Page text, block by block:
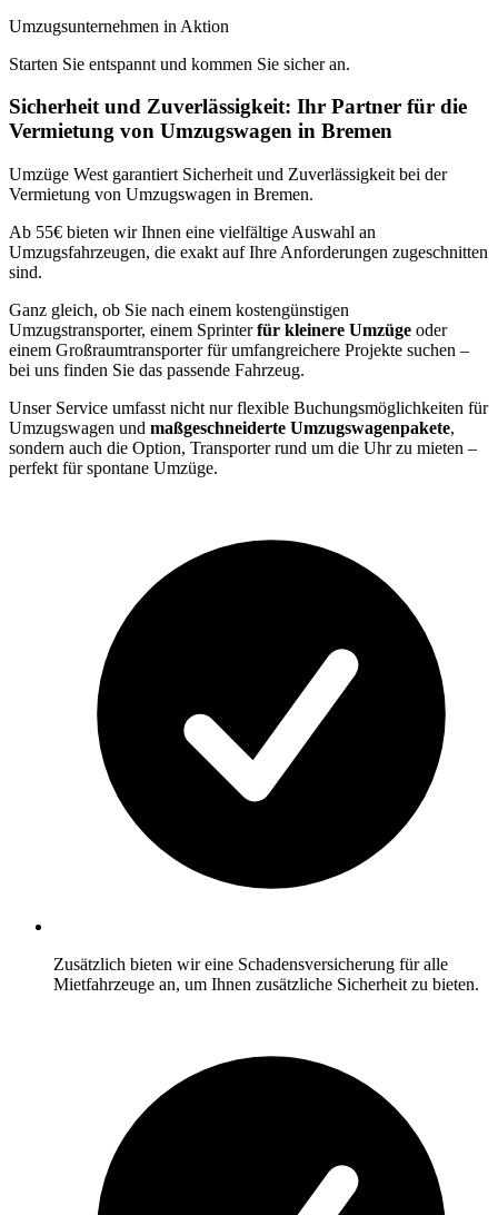
Umzugsunternehmen in Aktion
Starten Sie entspannt und kommen Sie sicher an.
Sicherheit und Zuverlässigkeit: Ihr Partner für die
Vermietung von Umzugswagen in Bremen
Umzüge West garantiert Sicherheit und Zuverlässigkeit bei der
Vermietung von Umzugswagen in Bremen.
Ab 55€ bieten wir Ihnen eine vielfältige Auswahl an
Umzugsfahrzeugen, die exakt auf Ihre Anforderungen zugeschnitten
sind.
Ganz gleich, ob Sie nach einem kostengünstigen
Umzugstransporter, einem Sprinterfür kleinere Umzüge oder
einem Großraumtransporter für umfangreichere Projekte suchen –
bei uns finden Sie das passende Fahrzeug.
Unser Service umfasst nicht nur flexible Buchungsmöglichkeiten für
Umzugswagen und maßgeschneiderte Umzugswagenpakete,
sondern auch die Option, Transporter rund um die Uhr zu mieten –
perfekt für spontane Umzüge.
Zusätzlich bieten wir eine Schadensversicherung für alle
Mietfahrzeuge an, um Ihnen zusätzliche Sicherheit zu bieten.